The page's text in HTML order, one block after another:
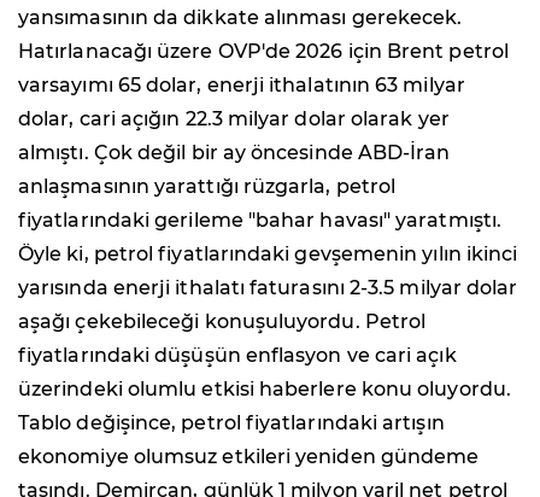
yansımasının da dikkate alınması gerekecek.
Hatırlanacağı üzere OVP'de 2026 için Brent petrol
varsayımı 65 dolar, enerji ithalatının 63 milyar
dolar, cari açığın 22.3 milyar dolar olarak yer
almıştı. Çok değil bir ay öncesinde ABD-İran
anlaşmasının yarattığı rüzgarla, petrol
fiyatlarındaki gerileme "bahar havası" yaratmıştı.
Öyle ki, petrol fiyatlarındaki gevşemenin yılın ikinci
yarısında enerji ithalatı faturasını 2-3.5 milyar dolar
aşağı çekebileceği konuşuluyordu. Petrol
fiyatlarındaki düşüşün enflasyon ve cari açık
üzerindeki olumlu etkisi haberlere konu oluyordu.
Tablo değişince, petrol fiyatlarındaki artışın
ekonomiye olumsuz etkileri yeniden gündeme
taşındı. Demircan, günlük 1 milyon varil net petrol